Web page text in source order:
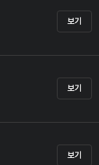
보기
보기
보기